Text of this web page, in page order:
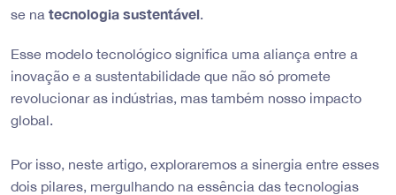
se na tecnologia sustentável.
Esse modelo tecnológico significa uma aliança entre a
inovação e a sustentabilidade que não só promete
revolucionar as indústrias, mas também nosso impacto
global.
Por isso, neste artigo, exploraremos a sinergia entre esses
dois pilares, mergulhando na essência das tecnologias